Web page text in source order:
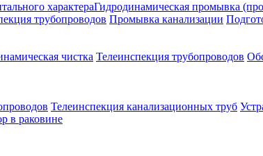
характераГидродинамическая промывка
трубопроводов Промывка канализации
чистка Телеинспекция трубопроводов
Телеинспекция канализационных труб
в раковине